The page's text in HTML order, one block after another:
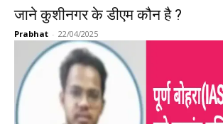
जाने कुशीनगर के डीएम कौन है ?
Prabhat - 22/04/2025